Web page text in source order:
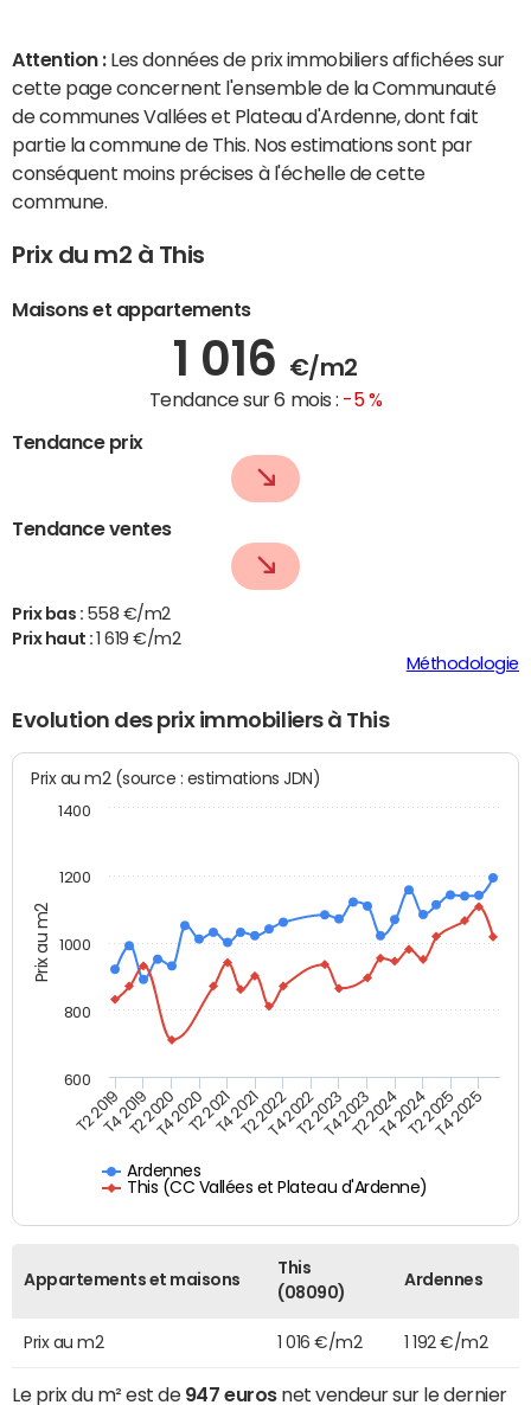
Attention : Les données de prix immobiliers affichées sur
cette page concernent l'ensemble de la Communauté
de communes Vallées et Plateau d'Ardenne, dont fait
partie la commune de This. Nos estimations sont par
conséquent moins précises à l'échelle de cette
commune.
Prix du m2 à This
Maisons et appartements
1 016 €/m2
Tendance sur 6 mois : -5 %
Tendance prix
Tendance ventes
Prix bas : 558 €/m2
Prix haut :
1 619 €/m2
Méthodologie
Evolution des prix immobiliers à This
Prix au m2
Prix au m2 (source : estimations JDN)
Ardennes
This (CC Vallées et Plateau d'Ardenne)
T2 2019T4 2019T2 2020T4 2020T2 2021T4 2021T2 2022T4 2022T2 2023T4 2023T2 2024T4 2024T2 2025T4 2025
600
800
1000
1200
1400
Appartements et maisons
This
(08090)
Ardennes
Prix au m2 1 016 €/m2 1 192 €/m2
Le prix du m² est de 947 eurosnet vendeur sur le dernier